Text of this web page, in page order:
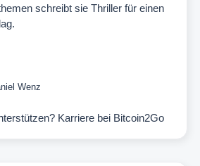
schreibt sie Thriller für einen
Wenz
Karriere bei Bitcoin2Go